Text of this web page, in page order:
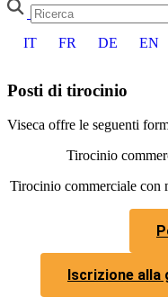
IT FR DE EN
Posti di tirocinio
Viseca offre le seguenti
Tirocinio
Tirocinio commerciale con
Iscrizione